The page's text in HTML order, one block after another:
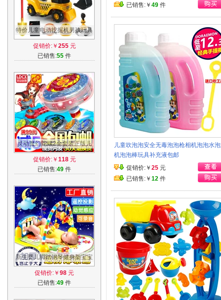
特价儿童电动挖掘机男孩玩具
车挖土机可坐可骑大号学步脚
踏工程车
促销价:￥ 255元
已销售:55 件
灵动魔幻陀螺2全套装正版儿
童梦幻拉线陀螺玩具二代焰天
火龙王
促销价:￥ 118元
已销售:49 件
新生婴儿脚踏钢琴健身架宝宝
音乐游戏毯早教玩具0-1岁3-6-
12个月
促销价:￥ 98 元
已销售:49 件
已销售:￥ 49 件
儿童吹泡泡安全无毒泡泡枪相机泡泡水
机泡泡棒玩具补充液包邮
促销价:￥ 25 元
已销售:￥ 12 件